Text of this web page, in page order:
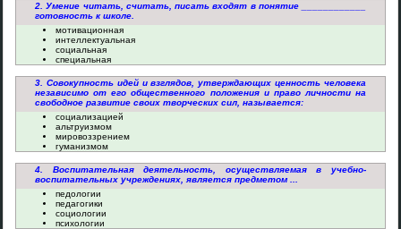
2. Умение читать, считать, писать входят в понятие ____________
готовность к школе.
мотивационная
интеллектуальная
социальная
специальная
3. Совокупность идей и взглядов, утверждающих ценность человека
независимо от его общественного положения и право личности на
свободное развитие своих творческих сил, называется:
социализацией
альтруизмом
мировоззрением
гуманизмом
4. Воспитательная деятельность, осуществляемая в учебно-
воспитательных учреждениях, является предметом ...
педологии
педагогики
социологии
психологии